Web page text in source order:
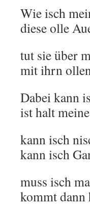
Wie isch
diese olle
tut sie über
mit ihrn
Dabei kann
ist halt
kann isch
kann isch
muss isch
kommt dann